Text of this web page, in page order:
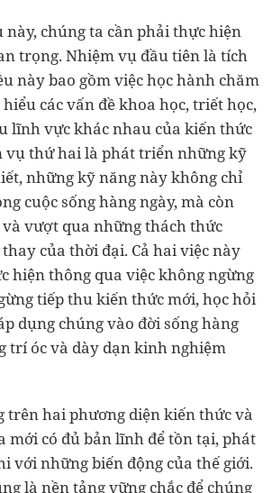
chúng ta cần phải thực hiện
trọng. Nhiệm vụ đầu tiên là tích
này bao gồm việc học hành chăm
các vấn đề khoa học, triết học,
lĩnh vực khác nhau của kiến thức
vụ thứ hai là phát triển những kỹ
những kỹ năng này không chỉ
cuộc sống hàng ngày, mà còn
vượt qua những thách thức
của thời đại. Cả hai việc này
hiện thông qua việc không ngừng
tiếp thu kiến thức mới, học hỏi
dụng chúng vào đời sống hàng
trí óc và dày dạn kinh nghiệm
trên hai phương diện kiến thức và
mới có đủ bản lĩnh để tồn tại, phát
với những biến động của thế giới.
là nền tảng vững chắc để chúng